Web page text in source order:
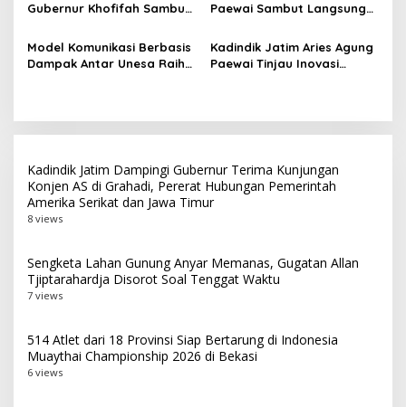
Gubernur Khofifah Sambut
Umum LKS Dikmen Nasional
2026 di Grahadi
Paewai Sambut Langsung
Dikmen Nasional 2026 di
Pasar Turi
Model Komunikasi Berbasis
Dampak Antar Unesa Raih
Kadindik Jatim Aries Agung
Paewai Tinjau Inovasi
Kadindik Jatim Dampingi Gubernur Terima Kunjungan
Konjen AS di Grahadi, Pererat Hubungan Pemerintah
Amerika Serikat dan Jawa Timur
8 views
Sengketa Lahan Gunung Anyar Memanas, Gugatan Allan
Tjiptarahardja Disorot Soal Tenggat Waktu
7 views
514 Atlet dari 18 Provinsi Siap Bertarung di Indonesia
Muaythai Championship 2026 di Bekasi
6 views